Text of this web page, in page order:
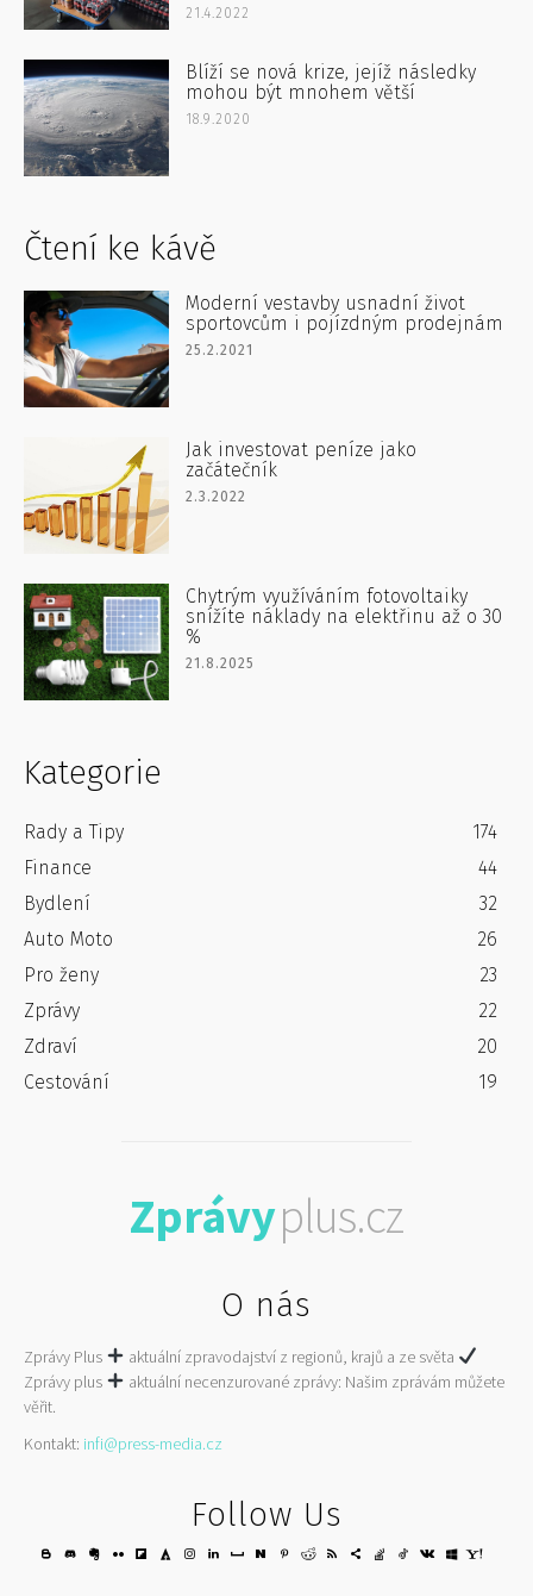
21.4.2022
Blíží se nová krize, jejíž následky
mohou být mnohem větší
18.9.2020
Čtení ke kávě
Moderní vestavby usnadní život
sportovcům i pojízdným prodejnám
25.2.2021
Jak investovat peníze jako
začátečník
2.3.2022
Chytrým využíváním fotovoltaiky
snížíte náklady na elektřinu až o 30
%
21.8.2025
Kategorie
Rady a Tipy
174
Finance
44
Bydlení
32
Auto Moto
26
Pro ženy
23
Zprávy
22
Zdraví
20
Cestování
19
Zprávyplus.cz
O nás
Zprávy Plus
aktuální zpravodajství z regionů, krajů a ze světa
Zprávy plus
aktuální necenzurované zprávy: Našim zprávám můžete
věřit.
Kontakt: infi@press-media.cz
Follow Us